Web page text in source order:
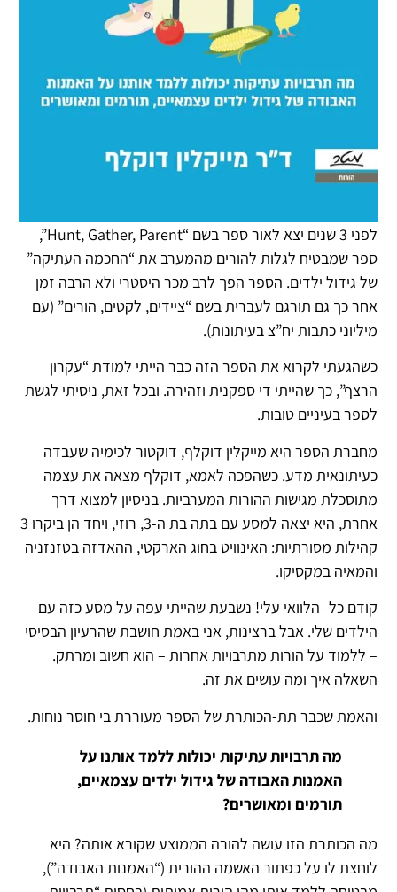
לפני 3 שנים יצא לאור ספר בשם “Hunt, Gather, Parent”,
ספר שמבטיח לגלות להורים מהמערב את “החכמה העתיקה”
של גידול ילדים. הספר הפך לרב מכר היסטרי ולא הרבה זמן
אחר כך גם תורגם לעברית בשם “ציידים, לקטים, הורים” (עם
מיליוני כתבות יח”צ בעיתונות).
כשהגעתי לקרוא את הספר הזה כבר הייתי למודת “עקרון
הרצף”, כך שהייתי די ספקנית וזהירה. ובכל זאת, ניסיתי לגשת
לספר בעיניים טובות.
מחברת הספר היא מייקלין דוקלף, דוקטור לכימיה שעבדה
כעיתונאית מדע. כשהפכה לאמא, דוקלף מצאה את עצמה
מתוסכלת מגישות ההורות המערביות. בניסיון למצוא דרך
אחרת, היא יצאה למסע עם בתה בת ה-3, רוזי, ויחד הן ביקרו 3
קהילות מסורתיות: האינוויט בחוג הארקטי, ההאדזה בטזנזניה
והמאיה במקסיקו.
קודם כל- הלוואי עלי! נשבעת שהייתי עפה על מסע כזה עם
הילדים שלי. אבל ברצינות, אני באמת חושבת שהרעיון הבסיסי
– ללמוד על הורות מתרבויות אחרות – הוא חשוב ומרתק.
השאלה איך ומה עושים את זה.
והאמת שכבר תת-הכותרת של הספר מעוררת בי חוסר נוחות.
מה תרבויות עתיקות יכולות ללמד אותנו על
האמנות האבודה של גידול ילדים עצמאיים,
תורמים ומאושרים?
מה הכותרת הזו עושה להורה הממוצע שקורא אותה? היא
לוחצת לו על כפתור האשמה ההורית (“האמנות האבודה”),